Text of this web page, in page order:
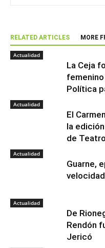
RELATED ARTICLES MORE
Actualidad
La Ceja
Política
Actualidad
El
la
de
Actualidad
Guarne,
Actualidad
De
Rendón
Jericó